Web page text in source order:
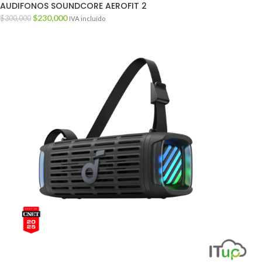
AUDIFONOS SOUNDCORE AEROFIT 2
$300,000 $230,000 IVA incluído